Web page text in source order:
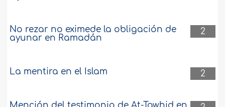
2
No rezar no eximede la obligación de
ayunar en Ramadán
2
La mentira en el Islam